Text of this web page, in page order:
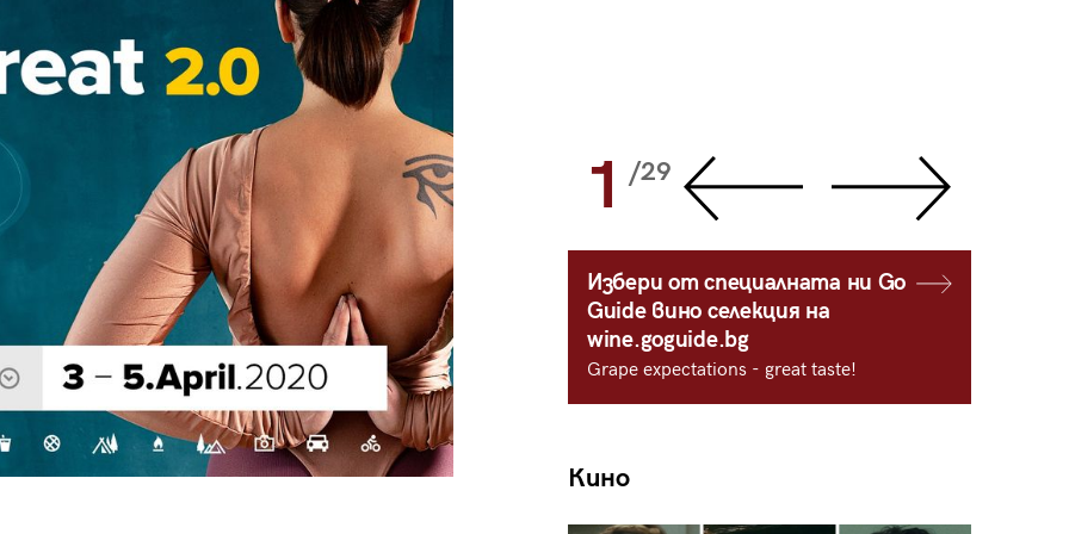
29/29 1 /29
Избери от специалната ни Go
Guide вино селекция на
wine.goguide.bg
Grape expectations - great taste!
Кино